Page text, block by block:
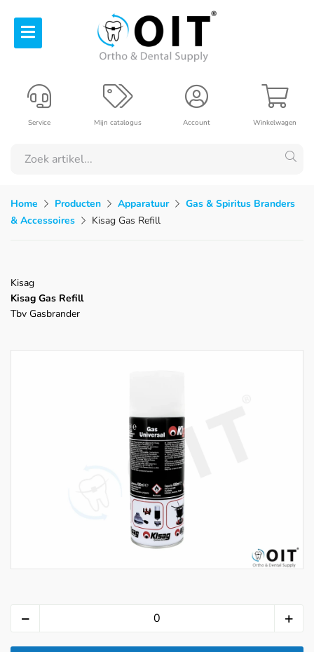
Winkelwagen
Account
Mijn catalogus
Service
Home Producten Apparatuur
Gas & Spiritus Branders
& Accessoires
Kisag Gas Refill
Kisag
Kisag Gas Refill
Tbv Gasbrander